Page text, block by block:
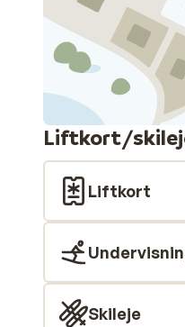
Liftkort/
Liftkort
Skileje